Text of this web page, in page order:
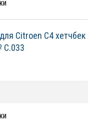
Citroen C4 хетчбек